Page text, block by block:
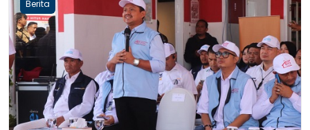
Berita